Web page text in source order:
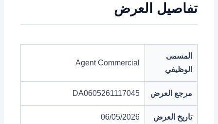
تفاصيل العرض
المسمى
الوظيفي
Agent Commercial
مرجع العرض DA0605261117045
تاريخ العرض 06/05/2026